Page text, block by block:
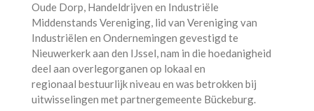
Oude Dorp, Handeldrijven en Industriële
Middenstands Vereniging, lid van Vereniging van
Industriëlen en Ondernemingen gevestigd te
Nieuwerkerk aan den IJssel, nam in die hoedanigheid
deel aan overleg­organen op lokaal en
regionaal bestuurlijk niveau en was betrokken bij
uitwisselingen met partnergemeente Bückeburg.